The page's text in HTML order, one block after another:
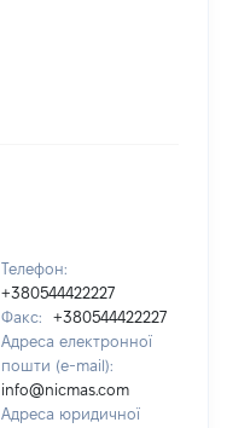
Телефон:
+380544422227
Факс:
+380544422227
Адреса електронної
пошти (e-mail):
info@nicmas.com
Адреса юридичної